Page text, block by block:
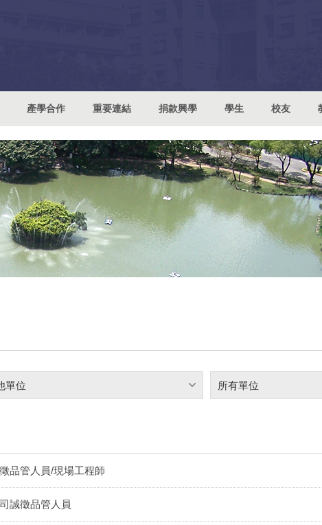
產學合作 重要連結 捐款興學 學生 校友
單位 所有單位
品管人員/現場工程師
誠徵品管人員